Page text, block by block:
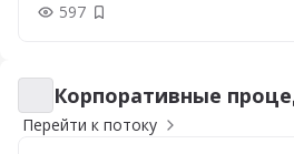
597 Добавить в закладки
Корпоративные процедуры
Корпоративные
Перейти к потоку